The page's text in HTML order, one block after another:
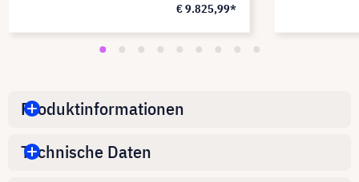
€ 9.825,99*
Produktinformationen
Technische Daten